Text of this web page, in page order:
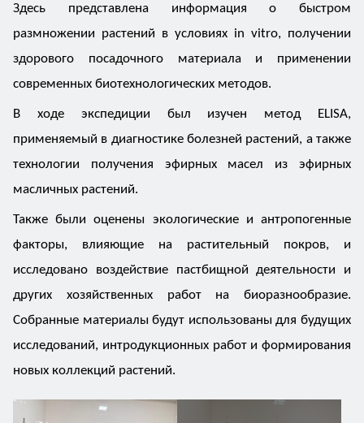
Здесь представлена информация о быстром
размножении растений в условиях in vitro, получении
здорового посадочного материала и применении
современных биотехнологических методов.
В ходе экспедиции был изучен метод ELISA,
применяемый в диагностике болезней растений, а также
технологии получения эфирных масел из эфирных
масличных растений.
Также были оценены экологические и антропогенные
факторы, влияющие на растительный покров, и
исследовано воздействие пастбищной деятельности и
других хозяйственных работ на биоразнообразие.
Собранные материалы будут использованы для будущих
исследований, интродукционных работ и формирования
новых коллекций растений.